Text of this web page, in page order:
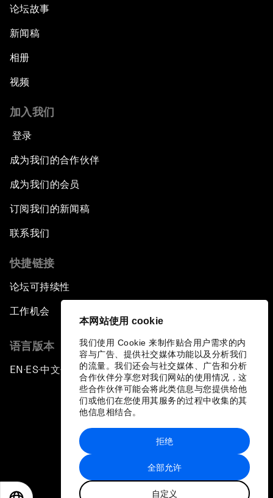
本网站使用 cookie
我们使用 Cookie 来制作贴合用户需求的内
容与广告、提供社交媒体功能以及分析我们
的流量。我们还会与社交媒体、广告和分析
合作伙伴分享您对我们网站的使用情况，这
些合作伙伴可能会将此类信息与您提供给他
们或他们在您使用其服务的过程中收集的其
他信息相结合。
全部允许
自定义
拒绝
论坛故事
新闻稿
相册
视频
加入我们
登录
成为我们的合作伙伴
成为我们的会员
订阅我们的新闻稿
联系我们
快捷链接
论坛可持续性
工作机会
语言版本
EN ▪ES▪中文▪ 日本語
站点地图